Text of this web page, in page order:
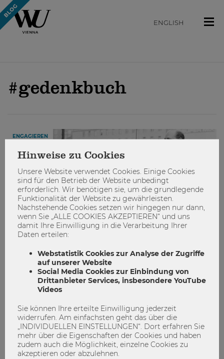
ENGLISH
#gedenkbuch
ENGAGIEREN
Schatten brauner Vergangenheit – die
„Affäre Borodajkewycz“
AffäreBorodajkewycz
Gedenkbuch
Vergangenheit
WU
Hinweise zu Cookies
Unsere Website verwendet Cookies. Einige Cookies
sind für den Betrieb der Website unbedingt
erforderlich. Wir benötigen sie, um die grundlegende
Funktionalität der Website zu gewährleisten.
Nachstehende Cookies setzen wir hingegen nur dann,
wenn Sie „ALLE COOKIES AKZEPTIEREN“ und uns
damit Ihre Einwilligung in die Verarbeitung Ihrer
Daten erteilen:
Webstatistik Cookies zur Analyse der Zugriffe
auf unserer Website
Social Media Cookies zur Einbindung von
Drittanbieter Services, insbesondere YouTube
Videos
Sie können Ihre erteilte Einwilligung jederzeit
widerrufen. Am einfachsten geht das über die
„INDIVIDUELLEN EINSTELLUNGEN“. Dort erfahren Sie
mehr über die Eigenschaften der Cookies und haben
zudem auch die Möglichkeit, einzelne Cookies zu
akzeptieren oder abzulehnen.